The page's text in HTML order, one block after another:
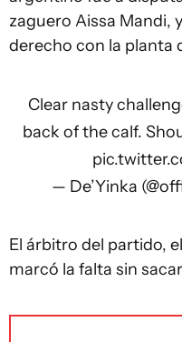
zaguero Aissa Mandi,
derecho con la planta
Clear nasty
back of the calf.
— De’Yinka
El árbitro del partido,
marcó la falta sin